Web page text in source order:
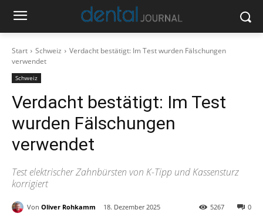
Start Schweiz
Verdacht bestätigt: Im Test wurden Fälschungen
verwendet
Schweiz
Verdacht bestätigt: Im Test
wurden Fälschungen
verwendet
Test elektrischer Zahnbürsten von K-Tipp und Kassensturz
korrigiert
Von Oliver Rohkamm 18. Dezember 2025 0
5267